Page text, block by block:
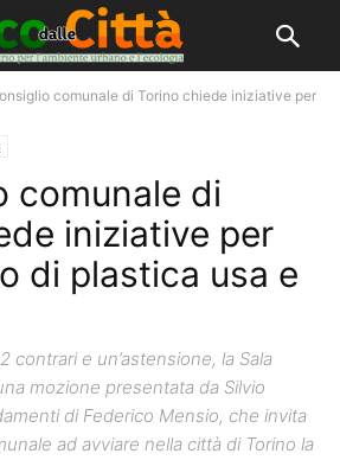
comunale di Torino chiede iniziative per
comunale di
iniziative per
di plastica usa e
contrari e un’astensione, la Sala
mozione presentata da Silvio
di Federico Mensio, che invita
ad avviare nella città di Torino la